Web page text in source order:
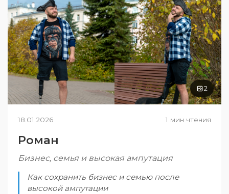
2
18.01.2026 1 мин чтения
Роман
Бизнес, семья и высокая ампутация
Как сохранить бизнес и семью после
высокой ампутации